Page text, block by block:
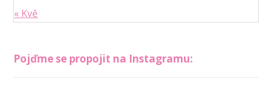
« Kvě
Pojďme se propojit na Instagramu: